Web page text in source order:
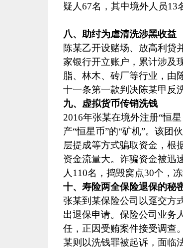
疑人67名，其中境外人员13
八、助纣为虐清洗涉黑收益
陈某乙开设赌场、放高利贷
家银行开立账户，累计涉及
脂、林木、砖厂等行业，由
十一条第一款判决陈某甲反
九、虚拟货币传销洗钱
2016年张某在境外注册“恒
产“恒星币”的“矿机”。该团
层提成等方式骗取资金，根
资金流量大。诈骗资金被迅
人 110名，捣毁窝点30个，
十、寿险两全保险退保的秘
张某到某保险公司以趸交方
出退保申请。保险公司业务
任，正因受贿案件接受调查
某则以洗钱罪被起诉，面临